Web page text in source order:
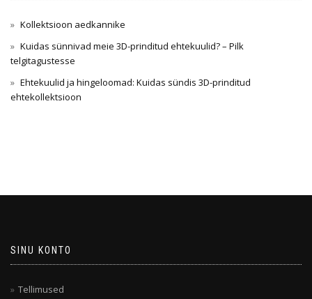
Kollektsioon aedkannike
Kuidas sünnivad meie 3D-prinditud ehtekuulid? – Pilk
telgitagustesse
Ehtekuulid ja hingeloomad: Kuidas sündis 3D-prinditud
ehtekollektsioon
SINU KONTO
Tellimused